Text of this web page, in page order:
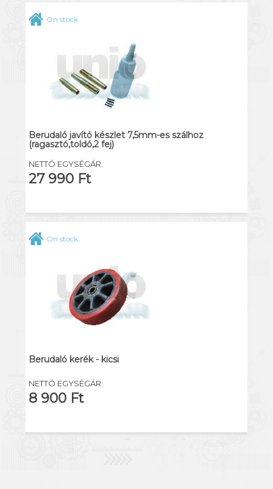
On stock
Berudaló javító készlet 7,5mm-es szálhoz
(ragasztó,toldó,2 fej)
NETTÓ EGYSÉGÁR:
27 990 Ft
On stock
Berudaló kerék - kicsi
NETTÓ EGYSÉGÁR:
8 900 Ft